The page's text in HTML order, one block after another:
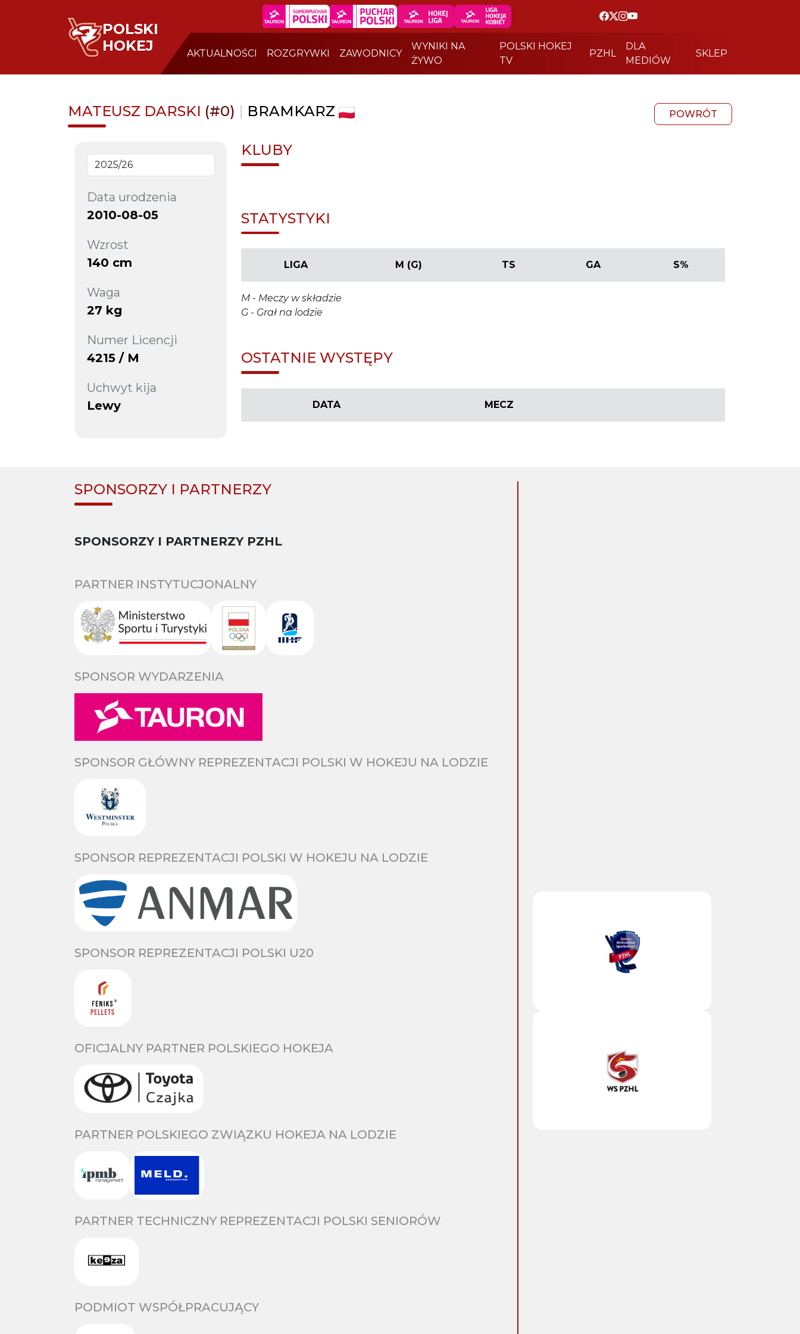
POLSKI
HOKEJ
AKTUALNOŚCI ROZGRYWKI ZAWODNICY
WYNIKI NA
ŻYWO
POLSKI HOKEJ
TV
PZHL
DLA
MEDIÓW
SKLEP
MATEUSZ DARSKI (#0) | BRAMKARZ POWRÓT
Data urodzenia
2010-08-05
Wzrost
140 cm
Waga
27 kg
Numer Licencji
4215 / M
Uchwyt kija
Lewy
KLUBY
STATYSTYKI
LIGA M (G) TS GA S%
M - Meczy w składzie
G - Grał na lodzie
OSTATNIE WYSTĘPY
DATA MECZ
SPONSORZY I PARTNERZY
SPONSORZY I PARTNERZY PZHL
PARTNER INSTYTUCJONALNY
SPONSOR WYDARZENIA
SPONSOR GŁÓWNY REPREZENTACJI POLSKI W HOKEJU NA LODZIE
SPONSOR REPREZENTACJI POLSKI W HOKEJU NA LODZIE
SPONSOR REPREZENTACJI POLSKI U20
OFICJALNY PARTNER POLSKIEGO HOKEJA
PARTNER POLSKIEGO ZWIĄZKU HOKEJA NA LODZIE
PARTNER TECHNICZNY REPREZENTACJI POLSKI SENIORÓW
PODMIOT WSPÓŁPRACUJĄCY